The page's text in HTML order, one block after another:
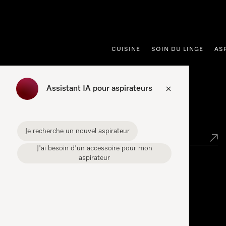
CUISINE SOIN DU LINGE
Assistant IA pour aspirateurs
Je recherche un nouvel aspirateur
J'ai besoin d'un accessoire pour mon
aspirateur